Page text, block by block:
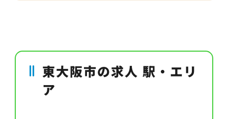
東大阪市の求人 駅・エリ
ア